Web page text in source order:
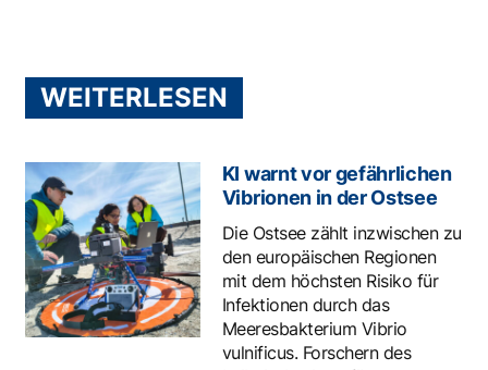
WEITERLESEN
KI warnt vor gefährlichen
Vibrionen in der Ostsee
Die Ostsee zählt inzwischen zu
den europäischen Regionen
mit dem höchsten Risiko für
Infektionen durch das
Meeresbakterium Vibrio
vulnificus. Forschern des